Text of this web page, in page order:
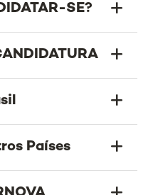
SE?
Países